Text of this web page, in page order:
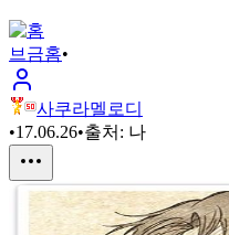
브금홈•
사쿠라멜로디
•17.06.26•출처: 나